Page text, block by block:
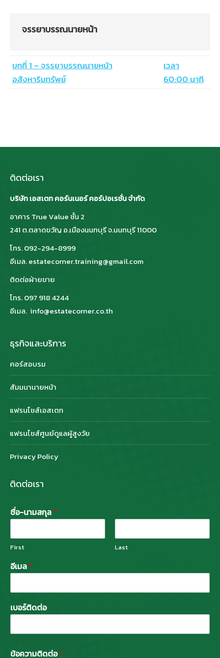
จรรยาบรรณนายหน้า
บทที่ 1 – จรรยาบรรณนายหน้า
อสังหาริมทรัพย์
เวลา
60:00 นาที
ติดต่อเรา
บริษัท เอสเตท คอร์นเนอร์ คอร์ปอเรชั่น จำกัด
อาคาร True Value ชั้น 2
241 ต.ตลาดขวัญ อ.เมืองนนทบุรี จ.นนทบุรี 11000
โทร. 092-294-8999
อีเมล. estatecorner.training@gmail.com
ติดต่อฝ่ายขาย
โทร. 097 918 4244
อีเมล. info@estatecorner.co.th
ธุรกิจและบริการ
คอร์สอบรม
สัมมนานายหน้า
แฟรนไชส์เอสเตท
แฟรนไชส์ศูนย์ดูแลผู้สูงวัย
Privacy Policy
ติดต่อเรา
ชื่อ-นามสกุล *
First Last
อีเมล *
เบอร์ติดต่อ
ข้อความติดต่อ*